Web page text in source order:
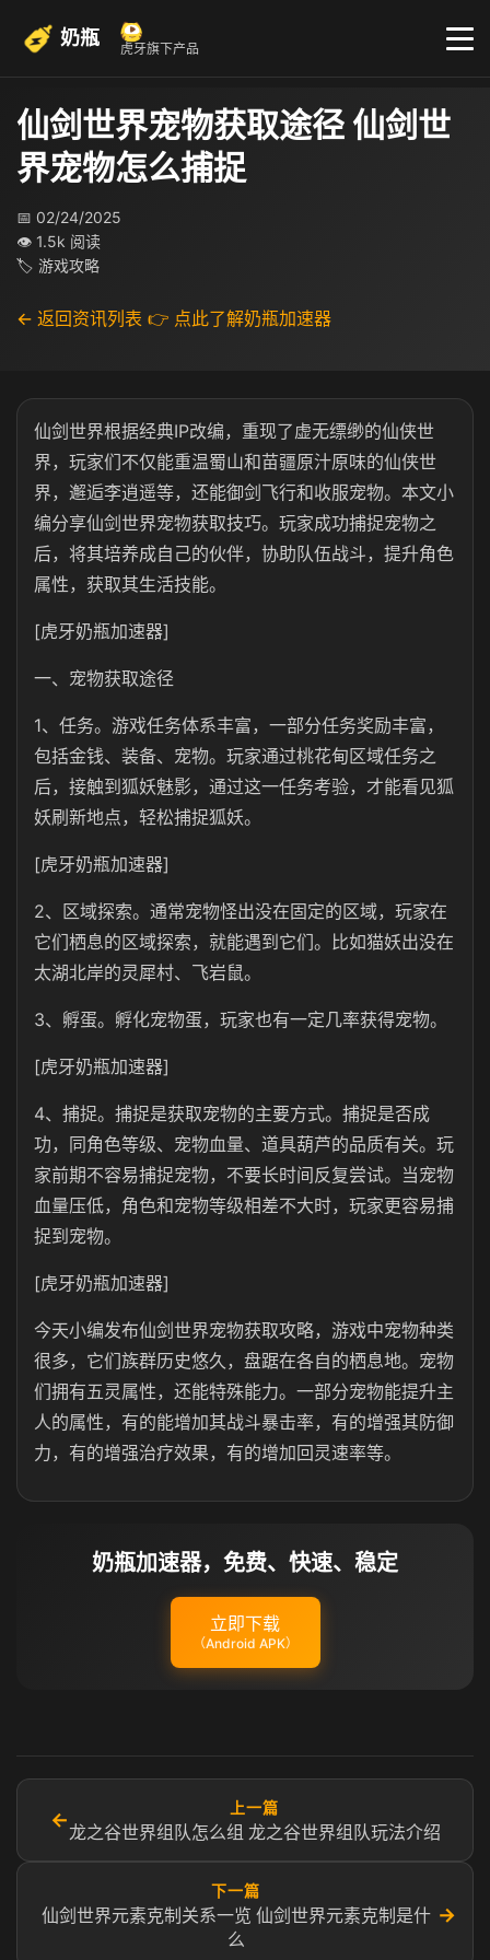
奶瓶 虎牙旗下产品
仙剑世界宠物获取途径 仙剑世
界宠物怎么捕捉
📅 02/24/2025
👁 1.5k 阅读
🏷 游戏攻略
← 返回资讯列表 👉 点此了解奶瓶加速器
仙剑世界根据经典IP改编，重现了虚无缥缈的仙侠世
界，玩家们不仅能重温蜀山和苗疆原汁原味的仙侠世
界，邂逅李逍遥等，还能御剑飞行和收服宠物。本文小
编分享仙剑世界宠物获取技巧。玩家成功捕捉宠物之
后，将其培养成自己的伙伴，协助队伍战斗，提升角色
属性，获取其生活技能。
[虎牙奶瓶加速器]
一、宠物获取途径
1、任务。游戏任务体系丰富，一部分任务奖励丰富，
包括金钱、装备、宠物。玩家通过桃花甸区域任务之
后，接触到狐妖魅影，通过这一任务考验，才能看见狐
妖刷新地点，轻松捕捉狐妖。
[虎牙奶瓶加速器]
2、区域探索。通常宠物怪出没在固定的区域，玩家在
它们栖息的区域探索，就能遇到它们。比如猫妖出没在
太湖北岸的灵犀村、飞岩鼠。
3、孵蛋。孵化宠物蛋，玩家也有一定几率获得宠物。
[虎牙奶瓶加速器]
4、捕捉。捕捉是获取宠物的主要方式。捕捉是否成
功，同角色等级、宠物血量、道具葫芦的品质有关。玩
家前期不容易捕捉宠物，不要长时间反复尝试。当宠物
血量压低，角色和宠物等级相差不大时，玩家更容易捕
捉到宠物。
[虎牙奶瓶加速器]
今天小编发布仙剑世界宠物获取攻略，游戏中宠物种类
很多，它们族群历史悠久，盘踞在各自的栖息地。宠物
们拥有五灵属性，还能特殊能力。一部分宠物能提升主
人的属性，有的能增加其战斗暴击率，有的增强其防御
力，有的增强治疗效果，有的增加回灵速率等。
奶瓶加速器，免费、快速、稳定
立即下载
（Android APK）
←
上一篇
龙之谷世界组队怎么组 龙之谷世界组队玩法介绍
下一篇
仙剑世界元素克制关系一览 仙剑世界元素克制是什
么
→